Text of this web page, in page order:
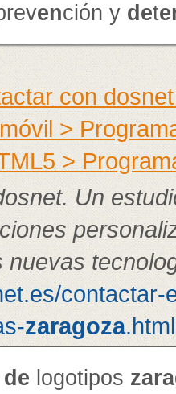
ención y det
con
>
>
Un
contactar-
zaragoza
de logotipos